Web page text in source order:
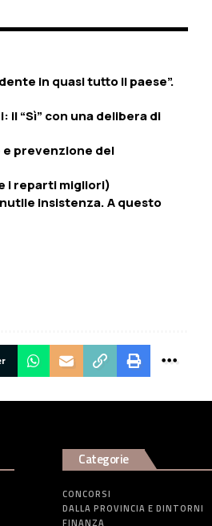
in quasi tutto il paese”.
“Sì” con una delibera di
e prevenzione del
i reparti migliori)
insistenza. A questo
Categorie
CONCORSI
DALLA PROVINCIA E DINTORNI
FINANZA